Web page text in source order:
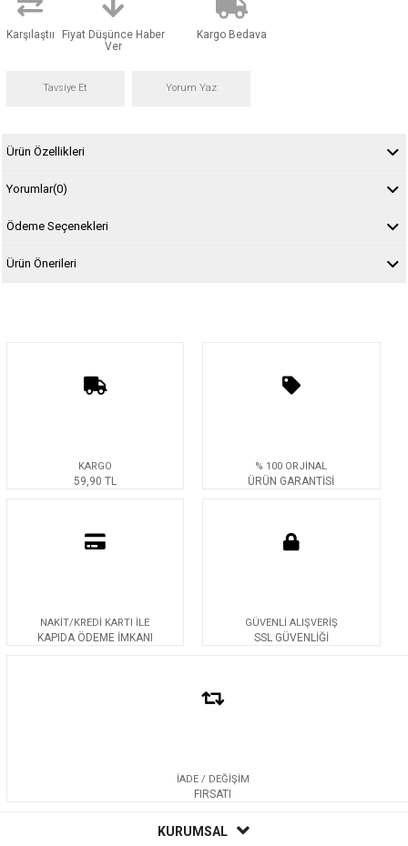
Karşılaştır
Fiyat Düşünce Haber
Ver
Kargo Bedava
Tavsiye Et Yorum Yaz
Ürün Özellikleri
Yorumlar(0)
Ödeme Seçenekleri
Ürün Önerileri
KARGO
59,90 TL
% 100 ORJİNAL
ÜRÜN GARANTİSİ
NAKİT/KREDİ KARTI İLE
KAPIDA ÖDEME İMKANI
GÜVENLİ ALIŞVERİŞ
SSL GÜVENLİĞİ
İADE / DEĞİŞİM
FIRSATI
KURUMSAL